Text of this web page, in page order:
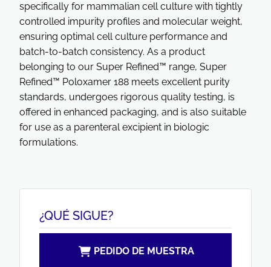
specifically for mammalian cell culture with tightly
controlled impurity profiles and molecular weight,
ensuring optimal cell culture performance and
batch-to-batch consistency. As a product
belonging to our Super Refined™ range, Super
Refined™ Poloxamer 188 meets excellent purity
standards, undergoes rigorous quality testing, is
offered in enhanced packaging, and is also suitable
for use as a parenteral excipient in biologic
formulations.
¿QUÉ SIGUE?
PEDIDO DE MUESTRA